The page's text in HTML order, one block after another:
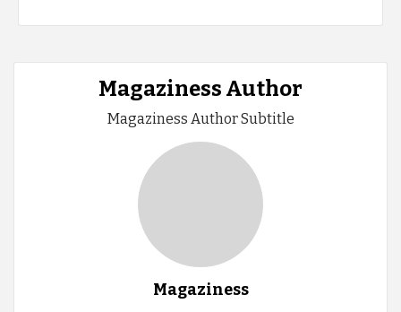
Magaziness Author
Magaziness Author Subtitle
Magaziness